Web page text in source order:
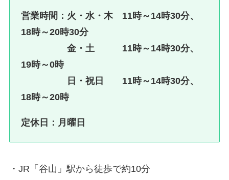
営業時間：火・水・木 11時～14時30分、
18時～20時30分
金・土 11時～14時30分、
19時～0時
日・祝日
11時～14時30分、
18時～20時
定休日：月曜日
・JR「谷山」駅から徒歩で約10分